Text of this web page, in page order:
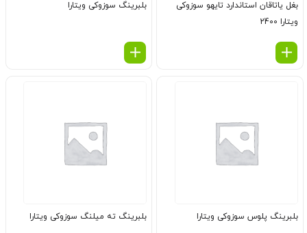
بغل یاتاقان استاندارد تایهو سوزوکی
ویتارا 2400
بلبرینگ سوزوکی ویتارا
بلبرینگ پلوس سوزوکی ویتارا بلبرینگ ته میلنگ سوزوکی ویتارا